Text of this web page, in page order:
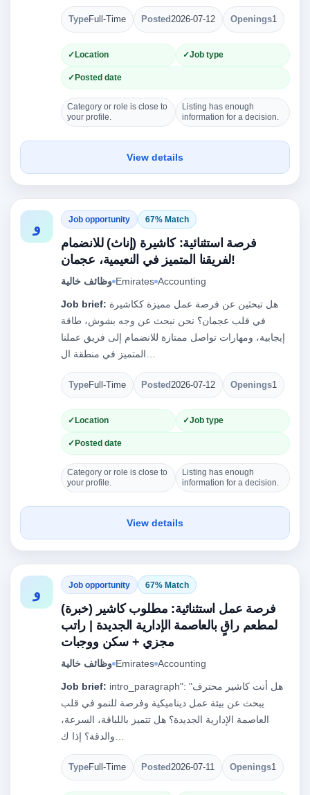
TypeFull-Time Posted2026-07-12 Openings1
Location Job type
Posted date
Category or role is close to
your profile.
Listing has enough
information for a decision.
View details
و Job opportunity 67% Match
فرصة استثنائية: كاشيرة (إناث) للانضمام
لفريقنا المتميز في النعيمية، عجمان!
وظائف خالية Emirates Accounting
Job brief:
في قلب عجمان؟ نحن نبحث عن وجه بشوش، طاقة
إيجابية، ومهارات تواصل ممتازة للانضمام إلى فريق عملنا
TypeFull-Time Posted2026-07-12 Openings1
Location Job type
Posted date
Category or role is close to
your profile.
Listing has enough
information for a decision.
View details
و Job opportunity 67% Match
فرصة عمل استثنائية: مطلوب كاشير (خبرة)
لمطعم راقٍ بالعاصمة الإدارية الجديدة | راتب
مجزي + سكن ووجبات
وظائف خالية Emirates Accounting
Job brief: intro_paragraph": "هل أنت كاشير محترف
يبحث عن بيئة عمل ديناميكية وفرصة للنمو في قلب
العاصمة الإدارية الجديدة؟ هل تتميز باللباقة، السرعة،
TypeFull-Time Posted2026-07-11 Openings1